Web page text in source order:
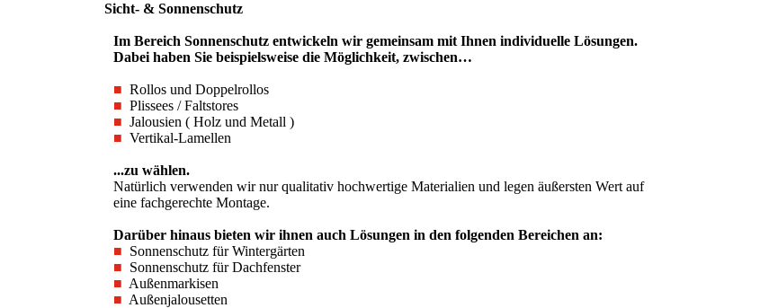
Sicht- & Sonnen­­schutz
Im Bereich Sonnenschutz entwickeln wir gemeinsam mit Ihnen individuelle Lösungen.
Dabei haben Sie beispielsweise die Möglichkeit, zwischen…
■ Rollos und Doppelrollos
■ Plissees / Faltstores
■ Jalousien ( Holz und Metall )
■ Vertikal-Lamellen
...zu wählen.
Natürlich verwenden wir nur qualitativ hochwertige Materialien und legen äußersten Wert auf
eine fachgerechte Montage.
Darüber hinaus bieten wir ihnen auch Lösungen in den folgenden Bereichen an:
■ Sonnenschutz für Wintergärten
■ Sonnenschutz für Dachfenster
■ Außenmarkisen
■ Außenjalousetten